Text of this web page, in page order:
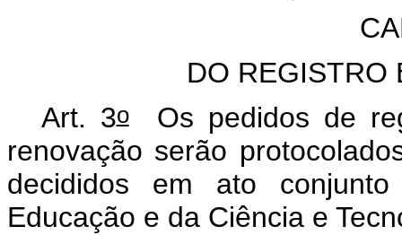
DO REGISTRO
Art. 3oOs pedidos de
renovação serão
decididos em ato
Educação e da Ciência e